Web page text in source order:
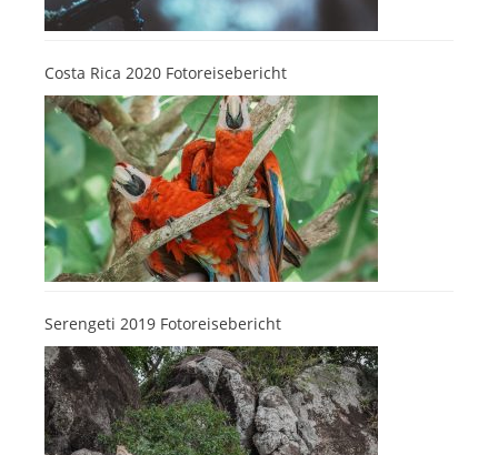
Costa Rica 2020 Fotoreisebericht
Serengeti 2019 Fotoreisebericht